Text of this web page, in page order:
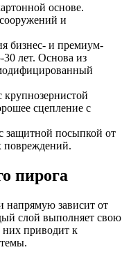
основе.
и
бизнес- и премиум-
лет. Основа из
сцепление с
защитной посыпкой от
повреждений.
пирога
напрямую зависит от
слой выполняет свою
приводит к